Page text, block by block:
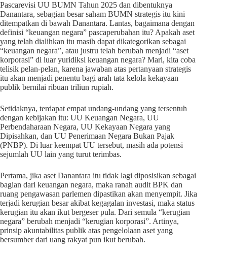
Pascarevisi UU BUMN Tahun 2025 dan dibentuknya
Danantara, sebagian besar saham BUMN strategis itu kini
ditempatkan di bawah Danantara. Lantas, bagaimana dengan
definisi “keuangan negara” pascaperubahan itu? Apakah aset
yang telah dialihkan itu masih dapat dikategorikan sebagai
“keuangan negara”, atau justru telah berubah menjadi “aset
korporasi” di luar yuridiksi keuangan negara? Mari, kita coba
telisik pelan-pelan, karena jawaban atas pertanyaan strategis
itu akan menjadi penentu bagi arah tata kelola kekayaan
publik bernilai ribuan triliun rupiah.
Setidaknya, terdapat empat undang-undang yang tersentuh
dengan kebijakan itu: UU Keuangan Negara, UU
Perbendaharaan Negara, UU Kekayaan Negara yang
Dipisahkan, dan UU Penerimaan Negara Bukan Pajak
(PNBP). Di luar keempat UU tersebut, masih ada potensi
sejumlah UU lain yang turut terimbas.
Pertama, jika aset Danantara itu tidak lagi diposisikan sebagai
bagian dari keuangan negara, maka ranah audit BPK dan
ruang pengawasan parlemen dipastikan akan menyempit. Jika
terjadi kerugian besar akibat kegagalan investasi, maka status
kerugian itu akan ikut bergeser pula. Dari semula “kerugian
negara” berubah menjadi “kerugian korporasi”. Artinya,
prinsip akuntabilitas publik atas pengelolaan aset yang
bersumber dari uang rakyat pun ikut berubah.